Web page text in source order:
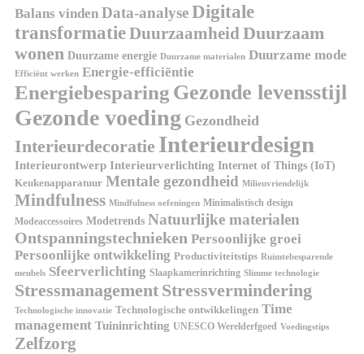
Balans vinden Data-analyseDigitale
transformatieDuurzaamheidDuurzaam
wonen Duurzame energie Duurzame materialen Duurzame mode
Efficiënt werken Energie-efficiëntie
Energiebesparing Gezonde levensstijl
Gezonde voeding Gezondheid
Interieurdecoratie Interieurdesign
Interieurontwerp Interieurverlichting Internet of Things (IoT)
Keukenapparatuur Mentale gezondheid Milieuvriendelijk
Mindfulness Mindfulness oefeningen Minimalistisch design
Modeaccessoires Modetrends Natuurlijke materialen
Ontspanningstechnieken Persoonlijke groei
Persoonlijke ontwikkeling Productiviteitstips Ruimtebesparende
meubels Sfeerverlichting Slaapkamerinrichting Slimme technologie
Stressmanagement Stressvermindering
Technologische innovatie Technologische ontwikkelingen Time
management Tuininrichting UNESCO Werelderfgoed Voedingstips
Zelfzorg